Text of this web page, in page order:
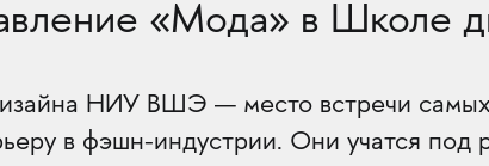
«Мода» в Школе
НИУ ВШЭ — место встречи самых
в фэшн-индустрии. Они учатся под